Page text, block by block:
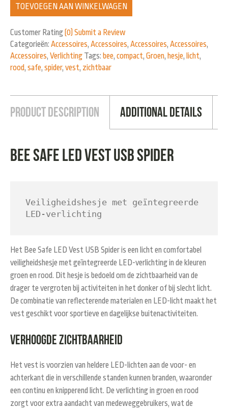
TOEVOEGEN AAN WINKELWAGEN
Customer Rating(0) Submit a Review
Categorieën: Accessoires, Accessoires, Accessoires, Accessoires,
Accessoires, Verlichting Tags: bee, compact, Groen, hesje, licht,
rood, safe, spider, vest, zichtbaar
Product Description Additional Details
Bee Safe LED Vest USB Spider
Veiligheidshesje met geïntegreerde
LED-verlichting
Het Bee Safe LED Vest USB Spideris een licht en comfortabel
veiligheidshesje met geïntegreerde LED-verlichting in de kleuren
groen en rood. Dit hesje is bedoeld om de zichtbaarheid van de
drager te vergroten bij activiteiten in het donker of bij slecht licht.
De combinatie van reflecterende materialen en LED-licht maakt het
vest geschikt voor sportieve en dagelijkse buitenactiviteiten.
Verhoogde zichtbaarheid
Het vest is voorzien van heldere LED-lichten aan de voor- en
achterkant die in verschillende standen kunnen branden, waaronder
een continu en knipperend licht. De verlichting in groen en rood
zorgt voor extra aandacht van medeweggebruikers, wat de